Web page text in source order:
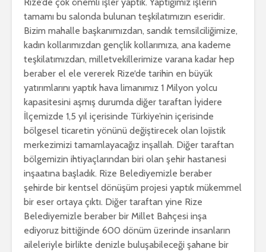
tamamı bu salonda bulunan teşkilatımızın eseridir.
Bizim mahalle başkanımızdan, sandık temsilciliğimize,
kadın kollarımızdan gençlik kollarımıza, ana kademe
teşkilatımızdan, milletvekillerimize varana kadar hep
beraber el ele vererek Rize‘de tarihin en büyük
yatırımlarını yaptık hava limanımız 1 Milyon yolcu
kapasitesini aşmış durumda diğer taraftan İyidere
İlçemizde 1,5 yıl içerisinde Türkiye’nin içerisinde
bölgesel ticaretin yönünü değiştirecek olan lojistik
merkezimizi tamamlayacağız inşallah. Diğer taraftan
bölgemizin ihtiyaçlarından biri olan şehir hastanesi
inşaatına başladık. Rize Belediyemizle beraber
şehirde bir kentsel dönüşüm projesi yaptık mükemmel
bir eser ortaya çıktı. Diğer taraftan yine Rize
Belediyemizle beraber bir Millet Bahçesi inşa
ediyoruz bittiğinde 600 dönüm üzerinde insanların
aileleriyle birlikte denizle buluşabileceği şahane bir